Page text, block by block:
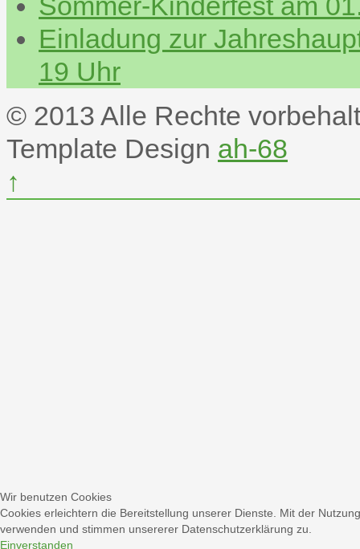
Einladung zur
19 Uhr
© 2013 Alle Rechte
Template Design ah-68
↑
Wir benutzen Cookies
Cookies erleichtern die Bereitstellung unserer Dienste. Mit der
verwenden und stimmen unsererer Datenschutzerklärung zu.
Einverstanden